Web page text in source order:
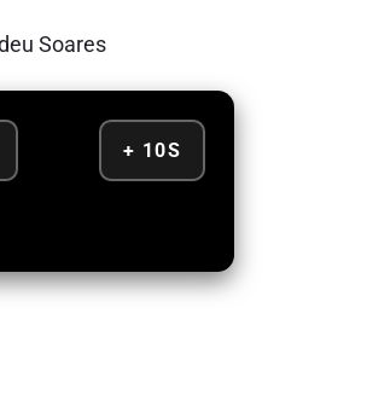
Soares
+ 10S